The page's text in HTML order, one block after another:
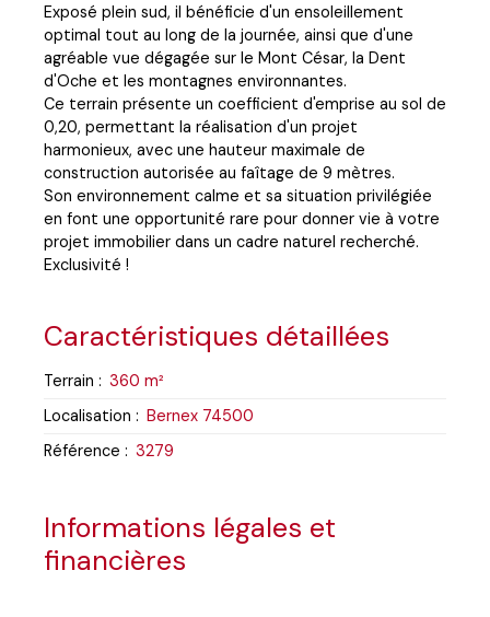
Exposé plein sud, il bénéficie d'un ensoleillement
optimal tout au long de la journée, ainsi que d'une
agréable vue dégagée sur le Mont César, la Dent
d'Oche et les montagnes environnantes.
Ce terrain présente un coefficient d'emprise au sol de
0,20, permettant la réalisation d'un projet
harmonieux, avec une hauteur maximale de
construction autorisée au faîtage de 9 mètres.
Son environnement calme et sa situation privilégiée
en font une opportunité rare pour donner vie à votre
projet immobilier dans un cadre naturel recherché.
Exclusivité !
Caractéristiques détaillées
Terrain : 360 m²
Localisation : Bernex 74500
Référence : 3279
Informations légales et
financières